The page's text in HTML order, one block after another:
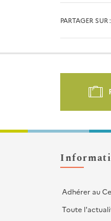
PARTAGER SUR
Pied
Liens
d'actions
Adhérer au
Toute